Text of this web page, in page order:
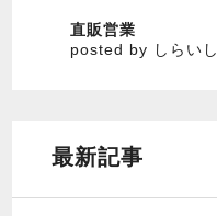
直販営業
posted by しらいし
最新記事